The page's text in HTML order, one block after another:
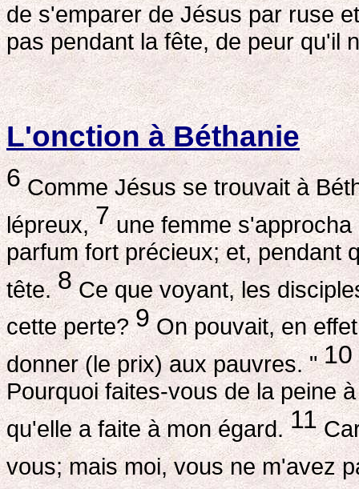
de s'emparer de Jésus par ruse
pas pendant la fête, de peur qu'il
L'onction à Béthanie
6Comme Jésus se trouvait à
lépreux,7une femme s'approcha
parfum fort précieux; et, pendant
tête.8Ce que voyant, les
cette perte?9On pouvait, en
donner (le prix) aux pauvres. "10
Pourquoi faites-vous de la peine
qu'elle a faite à mon égard.11
vous; mais moi, vous ne m'avez